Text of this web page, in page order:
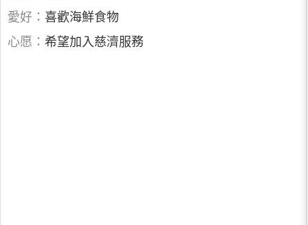
愛好： 喜歡海鮮食物
心愿： 希望加入慈濟服務